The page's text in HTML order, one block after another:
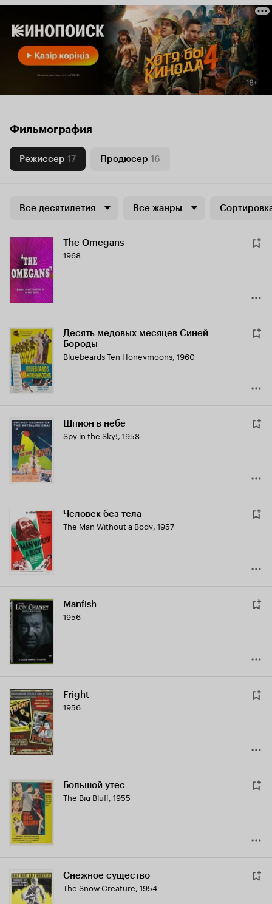
Фильмография
Режиссер 17 Продюсер 16
Все десятилетия Все жанры
The Omegans
1968
Десять медовых месяцев Синей
Бороды
Bluebeards Ten Honeymoons, 1960
Шпион в небе
Spy in the Sky!, 1958
Человек без тела
The Man Without a Body, 1957
Manfish
1956
Fright
1956
Большой утес
The Big Bluff, 1955
Снежное существо
The Snow Creature, 1954